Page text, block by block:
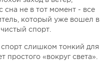
сна не в тот момент - все
который уже вошел в
спорт.
слишком тонкий для
простого «вокруг света».